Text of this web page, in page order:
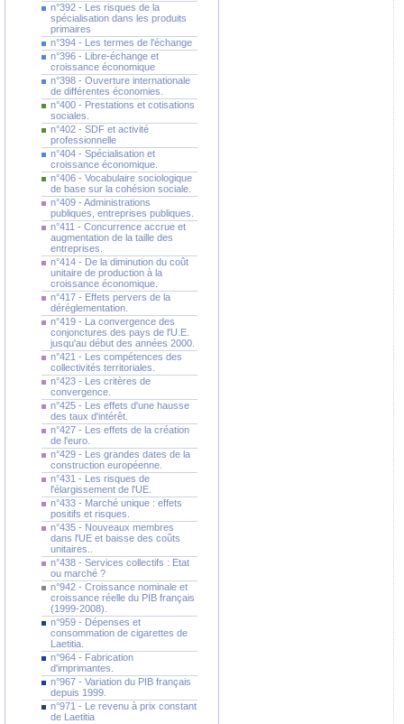
n°392 - Les risques de la
spécialisation dans les produits
primaires
n°394 - Les termes de l'échange
n°396 - Libre-échange et
croissance économique
n°398 - Ouverture internationale
de différentes économies.
n°400 - Prestations et cotisations
sociales.
n°402 - SDF et activité
professionnelle
n°404 - Spécialisation et
croissance économique.
n°406 - Vocabulaire sociologique
de base sur la cohésion sociale.
n°409 - Administrations
publiques, entreprises publiques.
n°411 - Concurrence accrue et
augmentation de la taille des
entreprises.
n°414 - De la diminution du coût
unitaire de production à la
croissance économique.
n°417 - Effets pervers de la
déréglementation.
n°419 - La convergence des
conjonctures des pays de l'U.E.
jusqu'au début des années 2000.
n°421 - Les compétences des
collectivités territoriales.
n°423 - Les critères de
convergence.
n°425 - Les effets d'une hausse
des taux d'intérêt.
n°427 - Les effets de la création
de l'euro.
n°429 - Les grandes dates de la
construction européenne.
n°431 - Les risques de
l'élargissement de l'UE.
n°433 - Marché unique : effets
positifs et risques.
n°435 - Nouveaux membres
dans l'UE et baisse des coûts
unitaires..
n°438 - Services collectifs : Etat
ou marché ?
n°942 - Croissance nominale et
croissance réelle du PIB français
(1999-2008).
n°959 - Dépenses et
consommation de cigarettes de
Laetitia.
n°964 - Fabrication
d'imprimantes.
n°967 - Variation du PIB français
depuis 1999.
n°971 - Le revenu à prix constant
de Laetitia